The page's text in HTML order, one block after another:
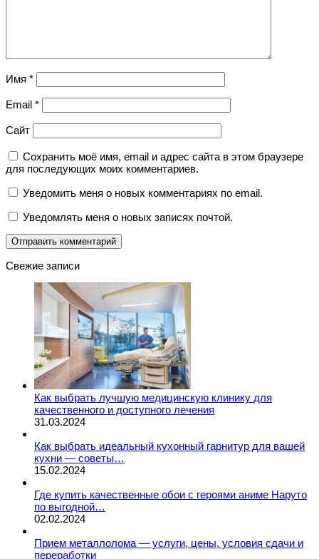
Имя *
Email *
Сайт
Сохранить моё имя, email и адрес сайта в этом браузере
для последующих моих комментариев.
Уведомить меня о новых комментариях по email.
Уведомлять меня о новых записях почтой.
Свежие записи
Как выбрать лучшую медицинскую клинику для
качественного и доступного лечения
31.03.2024
Как выбрать идеальный кухонный гарнитур для вашей
кухни — советы…
15.02.2024
Где купить качественные обои с героями аниме Наруто
по выгодной…
02.02.2024
Прием металлолома — услуги, цены, условия сдачи и
переработки